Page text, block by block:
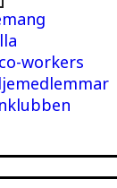
workers